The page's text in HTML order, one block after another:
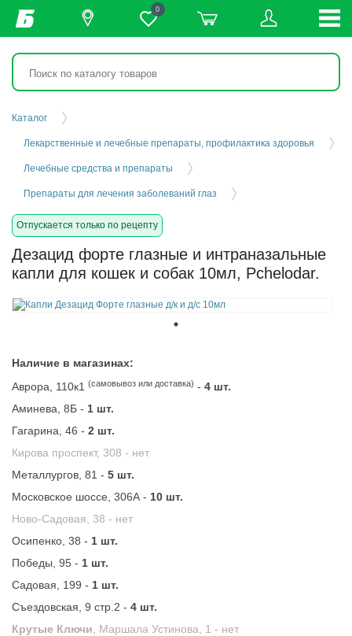
0
Каталог
Лекарственные и лечебные препараты, профилактика здоровья
Лечебные средства и препараты
Препараты для лечения заболеваний глаз
Отпускается только по рецепту
Дезацид форте глазные и интраназальные
капли для кошек и собак 10мл, Pchelodar.
Наличие в магазинах:
Аврора, 110к1 (самовывоз или доставка) - 4 шт.
Аминева, 8Б - 1 шт.
Гагарина, 46 - 2 шт.
Кирова проспект, 308 - нет
Металлургов, 81 - 5 шт.
Московское шоссе, 306А - 10 шт.
Ново-Садовая, 38 - нет
Осипенко, 38 - 1 шт.
Победы, 95 - 1 шт.
Садовая, 199 - 1 шт.
Съездовская, 9 стр.2 - 4 шт.
Крутые Ключи , Маршала Устинова, 1 - нет